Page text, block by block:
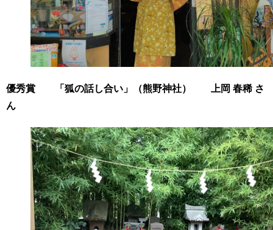
優秀賞 「狐の話し合い」（熊野神社） 上岡 春稀 さ
ん